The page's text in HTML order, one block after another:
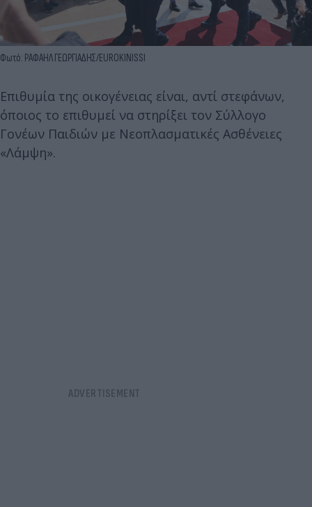
Φωτό: ΡΑΦΑΗΛ ΓΕΩΡΓΙΑΔΗΣ/EUROKINISSI
Επιθυμία της οικογένειας είναι, αντί στεφάνων,
όποιος το επιθυμεί να στηρίξει τον Σύλλογο
Γονέων Παιδιών με Νεοπλασματικές Ασθένειες
«Λάμψη».